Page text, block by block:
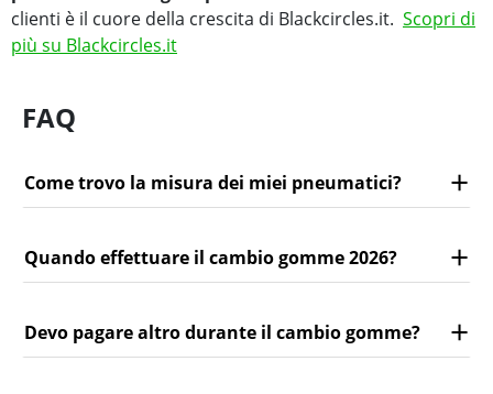
clienti è il cuore della crescita di Blackcircles.it. Scopri di
più su Blackcircles.it
FAQ
Come trovo la misura dei miei pneumatici?
Quando effettuare il cambio gomme 2026?
Devo pagare altro durante il cambio gomme?